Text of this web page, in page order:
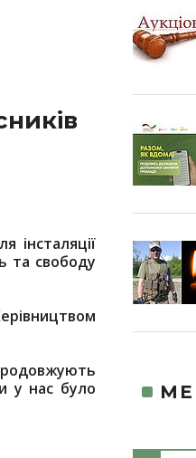
інсталяції
та свободу
у нас було